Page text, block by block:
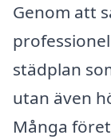
Genom att
städplan
utan även
Många